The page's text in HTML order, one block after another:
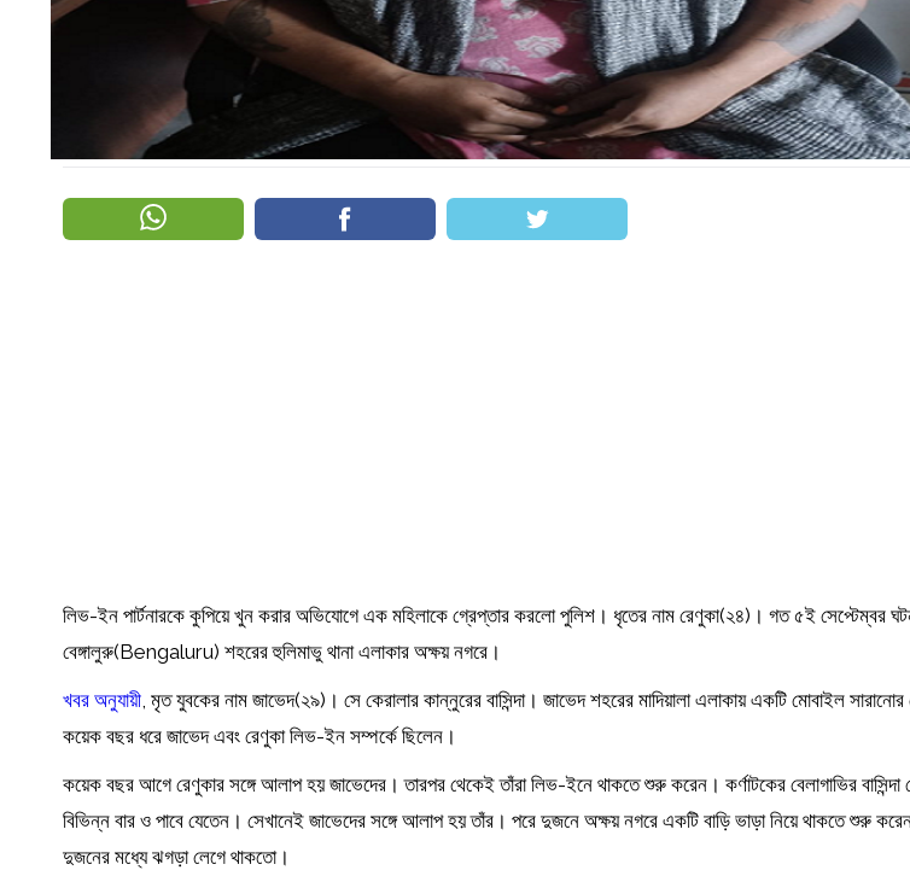
লিভ-ইন পার্টনারকে কুপিয়ে খুন করার অভিযোগে এক মহিলাকে গ্রেপ্তার করলো পুলিশ। ধৃতের নাম রেণুকা(২৪)। গত ৫ই সেপ্টেম্বর
বেঙ্গালুরু(Bengaluru) শহরের হুলিমাভু থানা এলাকার অক্ষয় নগরে।
খবর অনুযায়ী, মৃত যুবকের নাম জাভেদ(২৯)। সে কেরালার কান্নুরের বাসিন্দা। জাভেদ শহরের মাদিয়ালা এলাকায় একটি মোবাইল
কয়েক বছর ধরে জাভেদ এবং রেণুকা লিভ-ইন সম্পর্কে ছিলেন।
কয়েক বছর আগে রেণুকার সঙ্গে আলাপ হয় জাভেদের। তারপর থেকেই তাঁরা লিভ-ইনে থাকতে শুরু করেন। কর্ণাটকের বেলাগাভির বাসিন্দা
বিভিন্ন বার ও পাবে যেতেন। সেখানেই জাভেদের সঙ্গে আলাপ হয় তাঁর। পরে দুজনে অক্ষয় নগরে একটি বাড়ি ভাড়া নিয়ে থাকতে শুরু
দুজনের মধ্যে ঝগড়া লেগে থাকতো।